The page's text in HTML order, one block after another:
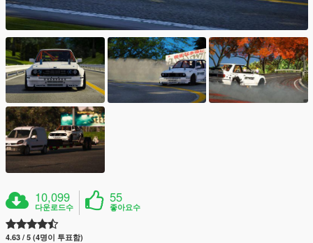
10,099
다운로드수
55
좋아요수
4.63 / 5 (4명이 투표함)